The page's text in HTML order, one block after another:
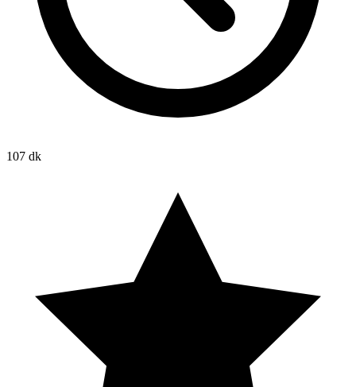
107 dk